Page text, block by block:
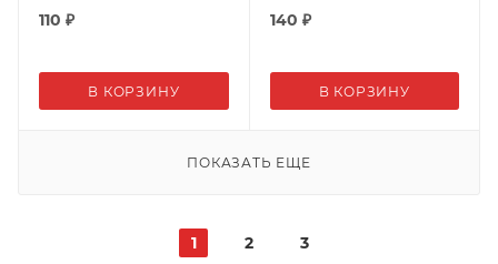
110 ₽
В КОРЗИНУ
140 ₽
В КОРЗИНУ
ПОКАЗАТЬ ЕЩЕ
1 2 3